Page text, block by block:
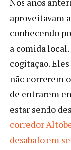
Nos anos
aproveitavam
conhecendo
a comida
cogitação.
não correrem
de entrarem
estar sendo
corredor
desabafo em